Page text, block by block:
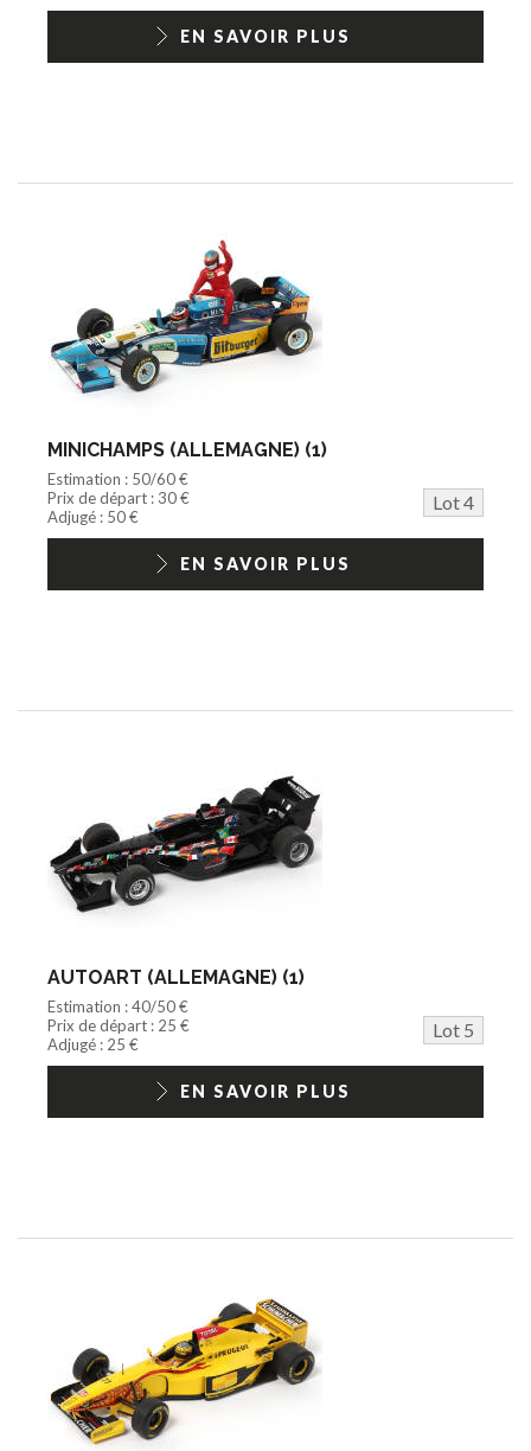
EN SAVOIR PLUS
MINICHAMPS (ALLEMAGNE) (1)
Estimation : 50/60 €
Prix de départ : 30 €
Lot 4
Adjugé : 50 €
EN SAVOIR PLUS
AUTOART (ALLEMAGNE) (1)
Estimation : 40/50 €
Prix de départ : 25 €
Lot 5
Adjugé : 25 €
EN SAVOIR PLUS